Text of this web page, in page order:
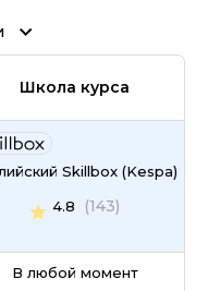
Школа курса
Skillbox (Kespa)
4.8
(143)
В любой момент